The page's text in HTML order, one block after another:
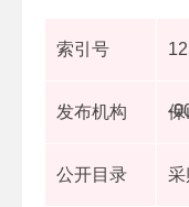
索引号
-
发布机构 保
公开目录 采